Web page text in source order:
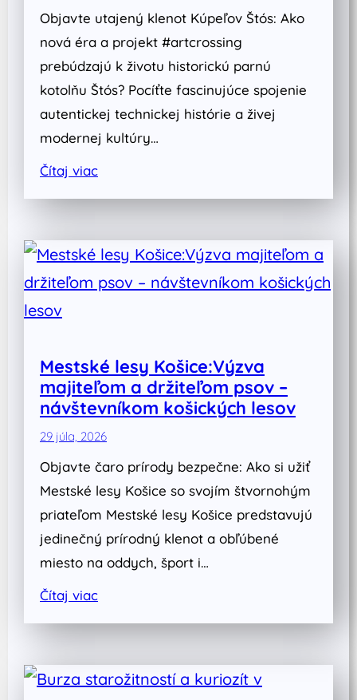
Objavte utajený klenot Kúpeľov Štós: Ako
nová éra a projekt #artcrossing
prebúdzajú k životu historickú parnú
kotolňu Štós? Pocíťte fascinujúce spojenie
autentickej technickej histórie a živej
modernej kultúry…
Čítaj viac
Mestské lesy Košice:Výzva
majiteľom a držiteľom psov –
návštevníkom košických lesov
29 júla, 2026
Objavte čaro prírody bezpečne: Ako si užiť
Mestské lesy Košice so svojím štvornohým
priateľom Mestské lesy Košice predstavujú
jedinečný prírodný klenot a obľúbené
miesto na oddych, šport i…
Čítaj viac